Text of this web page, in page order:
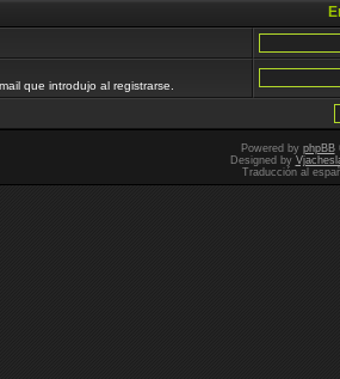
que introdujo al registrarse.
Powered by phpBB
Designed by
Traducción al